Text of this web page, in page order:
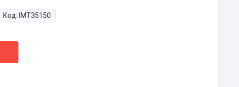
Код: IMT35150